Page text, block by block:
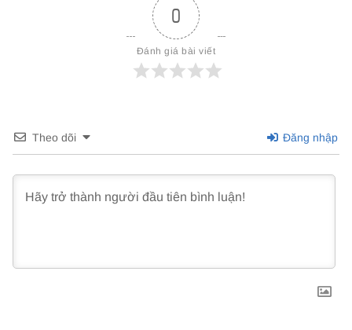
0
Đánh giá bài viết
Theo dõi Đăng nhập